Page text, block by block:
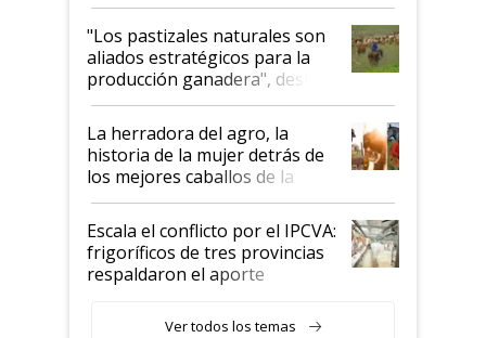
oportunidades que se abren
para el agro en Argentina, con
foco en la carne
"Los pastizales naturales son
aliados estratégicos para la
producción ganadera", destaca
la iniciativa que ya reúne a 46
establecimientos en Argentina
La herradora del agro, la
historia de la mujer detrás de
los mejores caballos de la
Argentina y los mitos que
todavía hacen sufrir a estos
animales: "Mientras me
descalificaban, yo seguí
haciendo currículum"
Escala el conflicto por el IPCVA:
frigoríficos de tres provincias
respaldaron el aporte
Ver todos los temas